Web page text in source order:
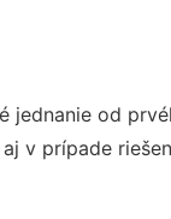
jednanie od
v prípade